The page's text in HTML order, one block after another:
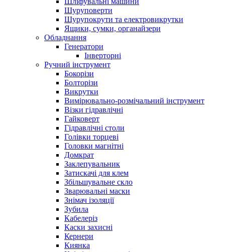
Шуруповерти
Шурупокрути та електровикрутки
Ящики, сумки, органайзери
Обладнання
Генератори
Інверторні
Ручний інструмент
Бокорізи
Болторізи
Викрутки
Вимірювально-розмічальний інструмент
Візки гідравлічні
Гайковерт
Гідравлічні столи
Голівки торцеві
Головки магнітні
Домкрат
Заклепувальник
Затискачі для клем
Збільшувальне скло
Зварювальні маски
Знімач ізоляції
Зубила
Кабелеріз
Каски захисні
Кернери
Киянка